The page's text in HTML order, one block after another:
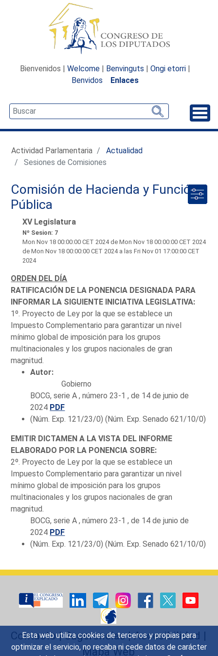
Esta web utiliza cookies de terceros y propias para
optimizar el servicio, no recaba ni cede datos de carácter
Bienvenidos | Welcome | Benvinguts | Ongi etorri |
Benvidos
Enlaces
Actividad Parlamentaria
Actualidad
Sesiones de Comisiones
Comisión de Hacienda y Función
Pública
XV Legislatura
Nº Sesion: 7
Mon Nov 18 00:00:00 CET 2024de Mon Nov 18 00:00:00 CET 2024
de Mon Nov 18 00:00:00 CET 2024 a las Fri Nov 01 17:00:00 CET
2024
ORDEN DEL DÍA
RATIFICACIÓN DE LA PONENCIA DESIGNADA PARA
INFORMAR LA SIGUIENTE INICIATIVA LEGISLATIVA:
1º. Proyecto de Ley por la que se establece un
Impuesto Complementario para garantizar un nivel
mínimo global de imposición para los grupos
multinacionales y los grupos nacionales de gran
magnitud.
Autor:
Gobierno
BOCG, serie A , número 23-1 , de 14 de junio de
2024 PDF
(Núm. Exp. 121/23/0) (Núm. Exp. Senado 621/10/0)
EMITIR DICTAMEN A LA VISTA DEL INFORME
ELABORADO POR LA PONENCIA SOBRE:
2º. Proyecto de Ley por la que se establece un
Impuesto Complementario para garantizar un nivel
mínimo global de imposición para los grupos
multinacionales y los grupos nacionales de gran
magnitud.
BOCG, serie A , número 23-1 , de 14 de junio de
2024 PDF
(Núm. Exp. 121/23/0) (Núm. Exp. Senado 621/10/0)
Contacto|Sugerencias|Accesibilidad |
Mapa Web